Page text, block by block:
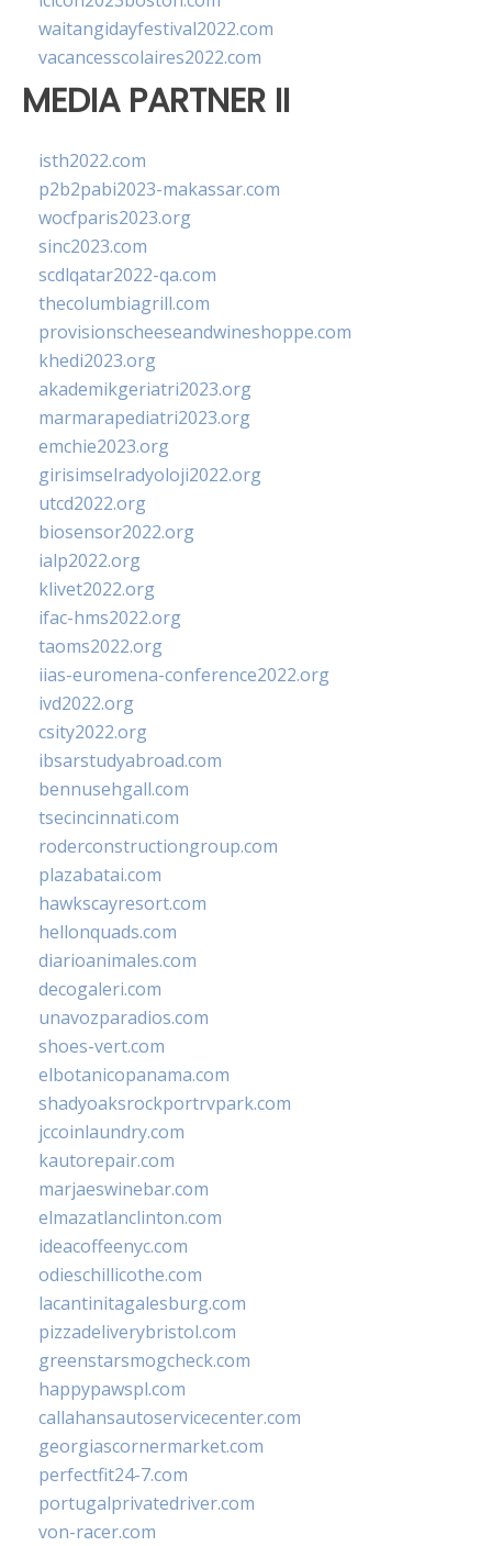
waitangidayfestival2022.com
vacancesscolaires2022.com
MEDIA PARTNER II
isth2022.com
p2b2pabi2023-makassar.com
wocfparis2023.org
sinc2023.com
scdlqatar2022-qa.com
thecolumbiagrill.com
provisionscheeseandwineshoppe.com
khedi2023.org
akademikgeriatri2023.org
marmarapediatri2023.org
emchie2023.org
girisimselradyoloji2022.org
utcd2022.org
biosensor2022.org
ialp2022.org
klivet2022.org
ifac-hms2022.org
taoms2022.org
iias-euromena-conference2022.org
ivd2022.org
csity2022.org
ibsarstudyabroad.com
bennusehgall.com
tsecincinnati.com
roderconstructiongroup.com
plazabatai.com
hawkscayresort.com
hellonquads.com
diarioanimales.com
decogaleri.com
unavozparadios.com
shoes-vert.com
elbotanicopanama.com
shadyoaksrockportrvpark.com
jccoinlaundry.com
kautorepair.com
marjaeswinebar.com
elmazatlanclinton.com
ideacoffeenyc.com
odieschillicothe.com
lacantinitagalesburg.com
pizzadeliverybristol.com
greenstarsmogcheck.com
happypawspl.com
callahansautoservicecenter.com
georgiascornermarket.com
perfectfit24-7.com
portugalprivatedriver.com
von-racer.com